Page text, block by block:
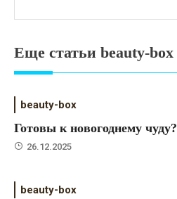
Еще статьи beauty-box
beauty-box
Готовы к новогоднему чуду?
26.12.2025
beauty-box